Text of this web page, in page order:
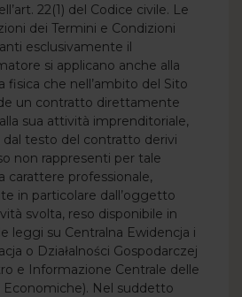
22(1) del Codice civile. Le
dei Termini e Condizioni
esclusivamente il
si applicano anche alla
fisica che nell’ambito del Sito
un contratto direttamente
sua attività imprenditoriale,
dal testo del contratto derivi
non rappresenti per tale
carattere professionale,
in particolare dall’oggetto
svolta, reso disponibile in
leggi su Centralna Ewidencja i
o Działalności Gospodarczej
e Informazione Centrale delle
Nel suddetto